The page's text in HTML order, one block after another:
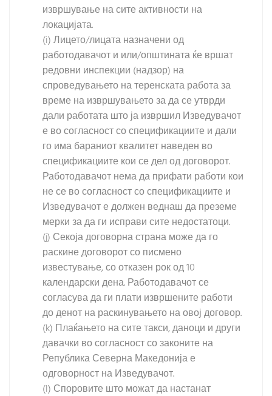
извршување на сите активности на
локацијата.
(i) Лицето/лицата назначени од
работодавачот и или/општината ќе вршат
редовни инспекции (надзор) на
спроведувањето на теренската работа за
време на извршувањето за да се утврди
дали работата што ја извршил Изведувачот
е во согласност со спецификациите и дали
го има бараниот квалитет наведен во
спецификациите кои се дел од договорот.
Работодавачот нема да прифати работи кои
не се во согласност со спецификациите и
Изведувачот е должен веднаш да преземе
мерки за да ги исправи сите недостатоци.
(j) Секоја договорна страна може да го
раскине договорот со писмено
известување, со отказен рок од 10
календарски дена. Работодавачот се
согласува да ги плати извршените работи
до денот на раскинувањето на овој договор.
(k) Плаќањето на сите такси, даноци и други
давачки во согласност со законите на
Република Северна Македонија е
одговорност на Изведувачот.
(l) Споровите што можат да настанат